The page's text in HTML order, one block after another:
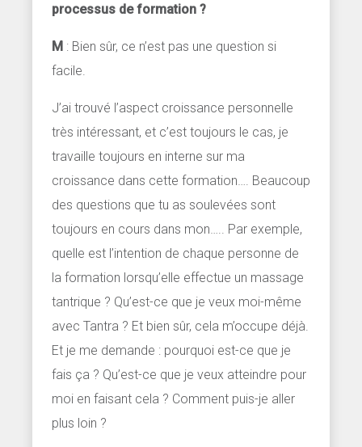
processus de formation ?
M : Bien sûr, ce n’est pas une question si
facile.
J’ai trouvé l’aspect croissance personnelle
très intéressant, et c’est toujours le cas, je
travaille toujours en interne sur ma
croissance dans cette formation…. Beaucoup
des questions que tu as soulevées sont
toujours en cours dans mon….. Par exemple,
quelle est l’intention de chaque personne de
la formation lorsqu’elle effectue un massage
tantrique ? Qu’est-ce que je veux moi-même
avec Tantra ? Et bien sûr, cela m’occupe déjà.
Et je me demande : pourquoi est-ce que je
fais ça ? Qu’est-ce que je veux atteindre pour
moi en faisant cela ? Comment puis-je aller
plus loin ?